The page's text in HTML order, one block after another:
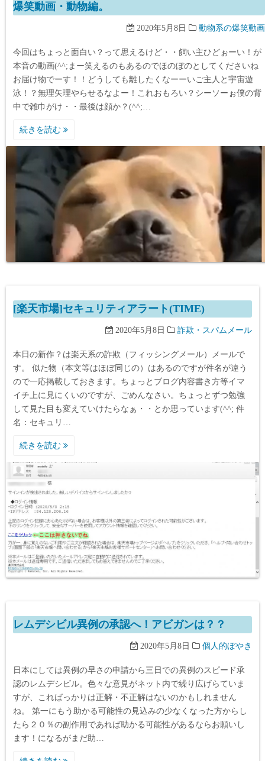
爆笑動画・動物編。
2020年5月8日 動物系の爆笑動画
今回はちょっと面白い？って思えるけど・・飼い主ひどぉーい！が
本音の動画(^^;まー笑えるのもあるのでほのぼのとしてくださいね
お届け物でーす！！どうしても離したくなーーいご主人と宇宙遊
泳！？無理矢理やらせるなよー！これおもろい？シーソーぉ僕の背
中で雑巾がけ・・最後は顔か？(^^;…
続きを読む
[楽天市場]セキュリティアラート(TIME)
2020年5月8日 詐欺・スパムメール
本日の新作？は楽天系の詐欺（フィッシングメール）メールで
す。 似た物（本文等はほぼ同じの）はあるのですが件名が違う
ので一応掲載しておきます。ちょっとブログ内容書き方等イマ
イチ上に見にくいのですが、ごめんなさい。ちょっとずつ勉強
して見た目も変えていけたらなぁ・・とか思っています(^^; 件
名：セキュリ…
続きを読む
レムデシビル異例の承認へ！アビガンは？？
2020年5月8日 個人的ぼやき
日本にしては異例の早さの申請から三日での異例のスピード承
認のレムデシビル。色々な意見がネット内で繰り広げらていま
すが、こればっかりは正解・不正解はないのかもしれません
ね。 第一にもう助かる可能性の見込みの少なくなった方からし
たら２０％の副作用であれば助かる可能性があるならお願いし
ます！になるがまだ助…